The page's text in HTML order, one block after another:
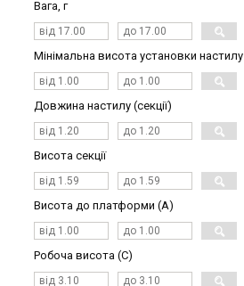
Вага, г
Мінімальна висота установки настилу
Довжина настилу (секції)
Висота секції
Висота до платформи (А)
Робоча висота (С)